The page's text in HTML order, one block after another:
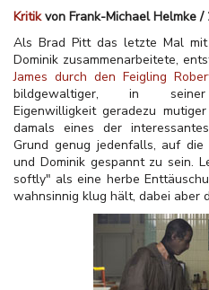
Kritikvon Frank-Michael Helmke /
Als Brad Pitt das letzte Mal
Dominik zusammenarbeitete,
James durch den Feigling
bildgewaltiger, in seiner
Eigenwilligkeit geradezu
damals eines der
Grund genug jedenfalls, auf
und Dominik gespannt zu sein.
softly" als eine herbe
wahnsinnig klug hält, dabei aber